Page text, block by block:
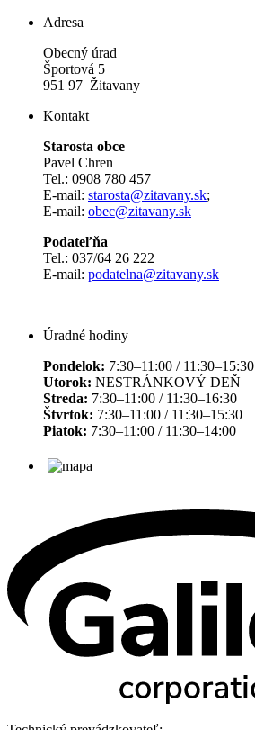
Adresa
Obecný úrad
Športová 5
951 97 Žitavany
Kontakt
Starosta obce
Pavel Chren
Tel.: 0908 780 457
E-mail: starosta@zitavany.sk;
E-mail: obec@zitavany.sk
Podateľňa
Tel.: 037/64 26 222
E-mail: podatelna@zitavany.sk
Úradné hodiny
Pondelok: 7:30–11:00 / 11:30–15:30
Utorok: NESTRÁNKOVÝ DEŇ
Streda: 7:30–11:00 / 11:30–16:30
Štvrtok: 7:30–11:00 / 11:30–15:30
Piatok: 7:30–11:00 / 11:30–14:00